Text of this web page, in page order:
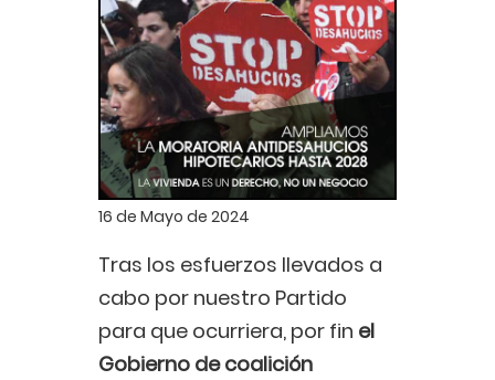
16 de Mayo de 2024
Tras los esfuerzos llevados a
cabo por nuestro Partido
para que ocurriera, por fin el
Gobierno de coalición